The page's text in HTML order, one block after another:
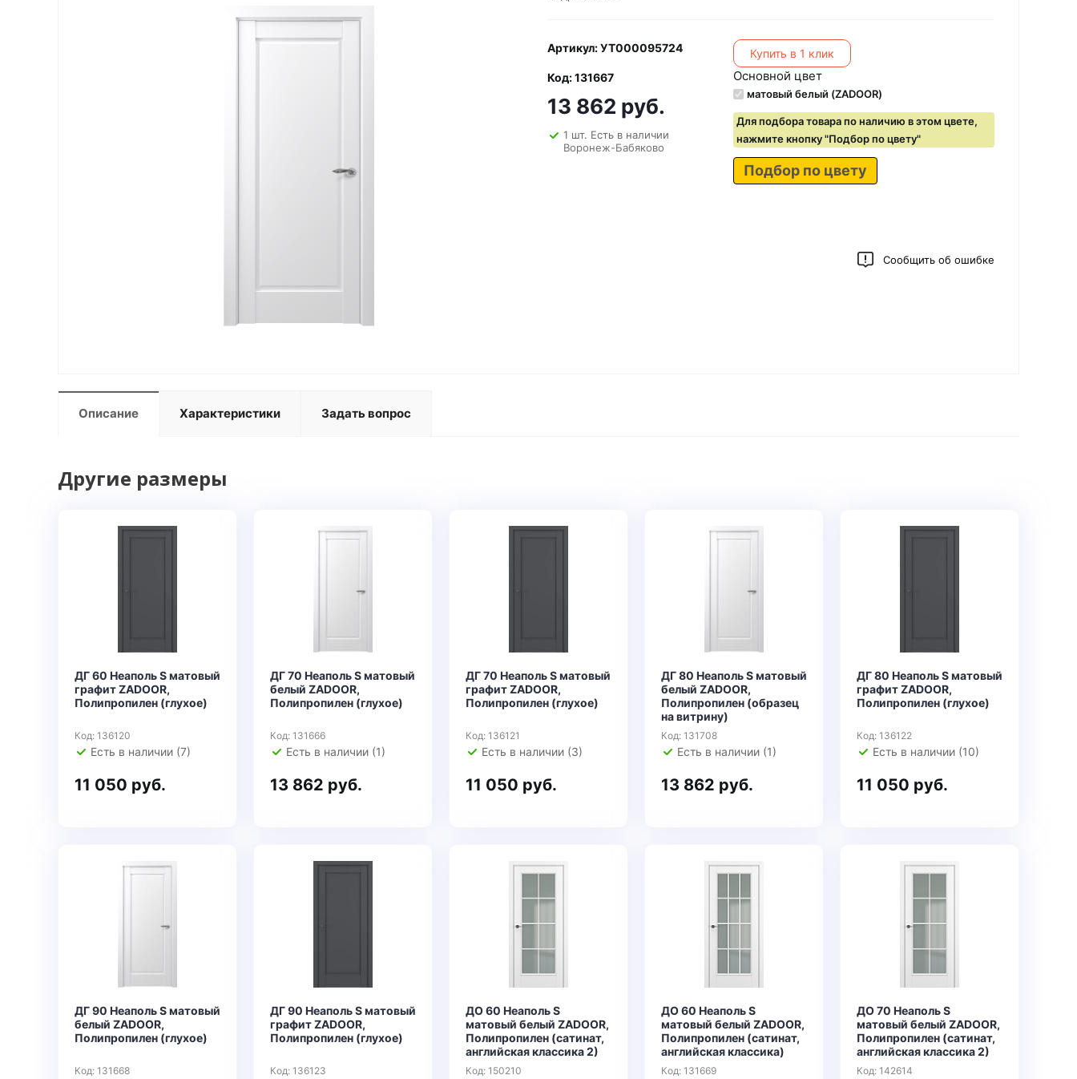
Артикул: УТ000095724
Код: 131667
13 862 руб.
1 шт. Есть в наличии
Воронеж-Бабяково
Купить в 1 клик
Основной цвет
матовый белый (ZADOOR)
Для подбора товара по наличию в этом цвете,
нажмите кнопку "Подбор по цвету"
Подбор по цвету
Сообщить об ошибке
Описание Характеристики Задать вопрос
Другие размеры
ДГ 60 Неаполь S матовый
графит ZADOOR,
Полипропилен (глухое)
Код: 136120
Есть в наличии (7)
11 050 руб.
ДГ 70 Неаполь S матовый
белый ZADOOR,
Полипропилен (глухое)
Код: 131666
Есть в наличии (1)
13 862 руб.
ДГ 70 Неаполь S матовый
графит ZADOOR,
Полипропилен (глухое)
Код: 136121
Есть в наличии (3)
11 050 руб.
ДГ 80 Неаполь S матовый
белый ZADOOR,
Полипропилен (образец
на витрину)
Код: 131708
Есть в наличии (1)
13 862 руб.
ДГ 80 Неаполь S матовый
графит ZADOOR,
Полипропилен (глухое)
Код: 136122
Есть в наличии (10)
11 050 руб.
ДГ 90 Неаполь S матовый
белый ZADOOR,
Полипропилен (глухое)
Код: 131668
ДГ 90 Неаполь S матовый
графит ZADOOR,
Полипропилен (глухое)
Код: 136123
ДО 60 Неаполь S
матовый белый ZADOOR,
Полипропилен (сатинат,
английская классика 2)
Код: 150210
ДО 60 Неаполь S
матовый белый ZADOOR,
Полипропилен (сатинат,
английская классика)
Код: 131669
ДО 70 Неаполь S
матовый белый ZADOOR,
Полипропилен (сатинат,
английская классика 2)
Код: 142614